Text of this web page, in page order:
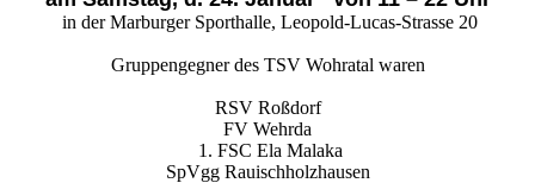
in der Marburger Sporthalle, Leopold-Lucas-Strasse 20
Gruppengegner des TSV Wohratal waren
RSV Roßdorf
FV Wehrda
1. FSC Ela Malaka
SpVgg Rauischholzhausen